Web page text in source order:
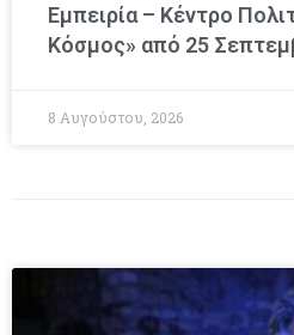
Εμπειρία – Κέντρο
Κόσμος» από 25
8 Αυγούστου, 2026